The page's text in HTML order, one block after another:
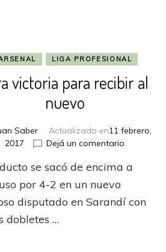
LIGA PROFESIONAL
victoria para recibir al
nuevo
Saber Actualizado en11 febrero,
2017
Dejá un comentario
victoria
al
se sacó de encima a
por 4-2 en un nuevo
disputado en Sarandí con
dobletes …